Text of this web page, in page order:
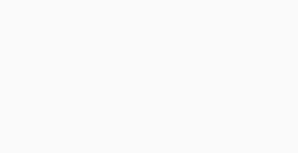
وکیل قرار دارد.